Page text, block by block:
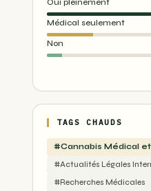
Oui pleinement
Médical seulement
Non
TAGS CHAUDS
#Cannabis Médical
#Actualités Légales
#Recherches Médicales